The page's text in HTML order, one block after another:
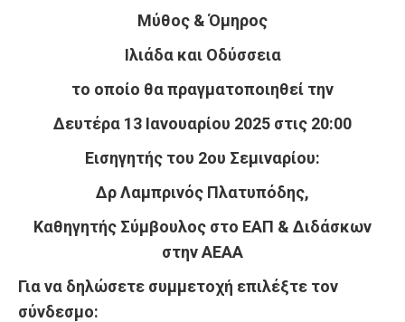
Μύθος & Όμηρος
Ιλιάδα και Οδύσσεια
το οποίο θα πραγματοποιηθεί την
Δευτέρα 13 Ιανουαρίου 2025 στις 20:00
Εισηγητής του 2ου Σεμιναρίου:
Δρ Λαμπρινός Πλατυπόδης,
Καθηγητής Σύμβουλος στο ΕΑΠ & Διδάσκων
στην ΑΕΑΑ
Για να δηλώσετε συμμετοχή επιλέξτε τον
σύνδεσμο: